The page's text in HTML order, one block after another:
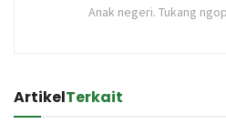
Anak negeri. Tukang
ArtikelTerkait